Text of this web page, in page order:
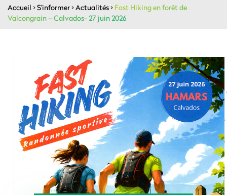
Accueil >S'informer>Actualités> Fast Hiking en forêt de
Valcongrain – Calvados- 27 juin 2026